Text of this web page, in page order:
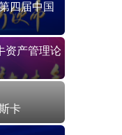
四届中国
资产管理论
卡